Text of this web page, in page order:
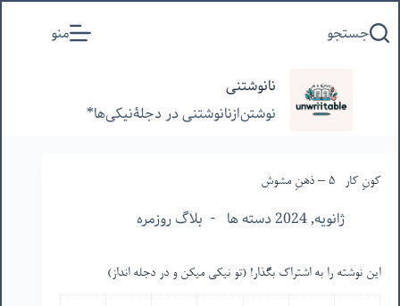
به
جستجو منو
نانوشتنی
نوشتن‌از‌نانوشتنی‌ در‌ دجلۀنیکی‌ها*
کونِ کار -۵ – ذهنِ مشوش
ژانویه, 2024 دسته ها بلاگ روزمره
این نوشته را به اشتراک بگذار! (تو نیکی میکن و در دجله انداز)